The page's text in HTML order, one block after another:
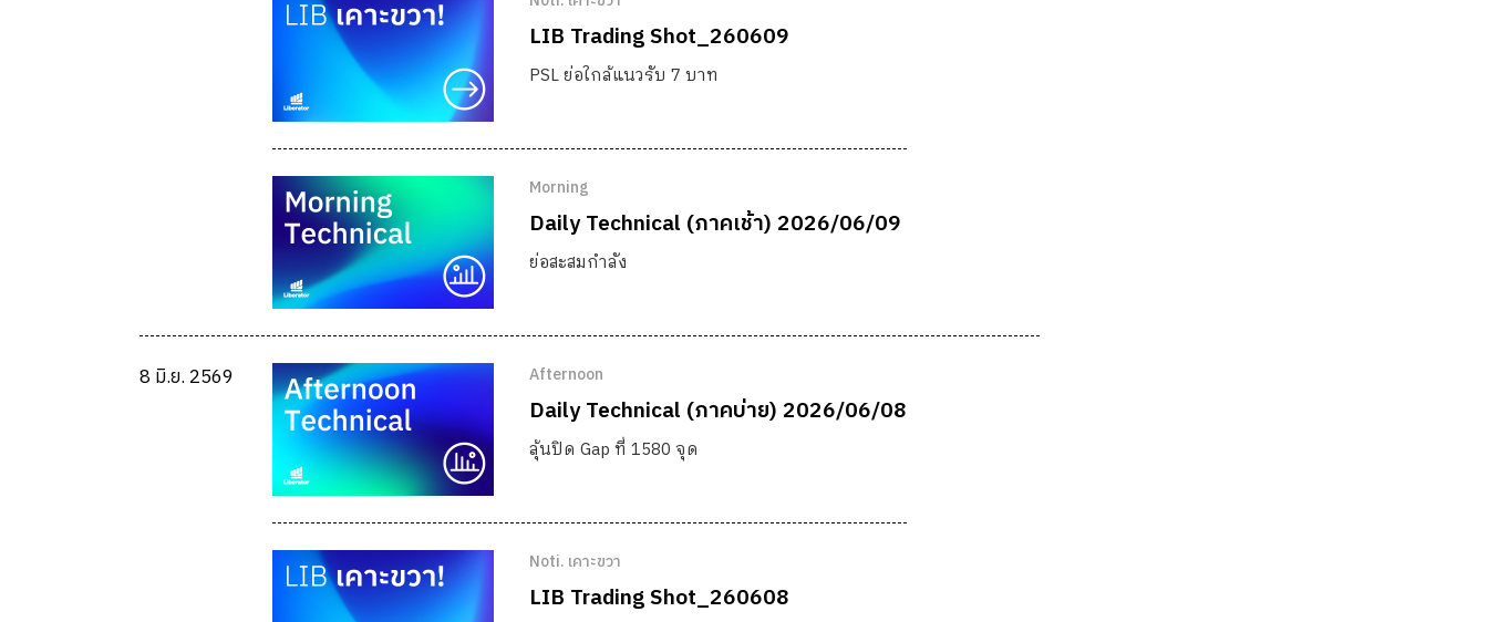
LIB Trading Shot_260609
PSL ย่อใกล้แนวรับ 7 บาท
Morning
Daily Technical (ภาคเช้า) 2026/06/09
ย่อสะสมกำลัง
8 มิ.ย. 2569 Afternoon
Daily Technical (ภาคบ่าย) 2026/06/08
ลุ้นปิด Gap ที่ 1580 จุด
Noti. เคาะขวา
LIB Trading Shot_260608